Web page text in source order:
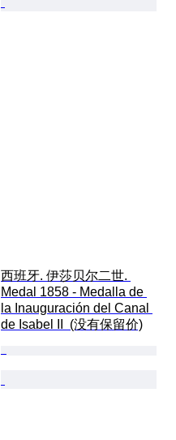
西班牙. 伊莎贝尔二世.
Medal 1858 - Medalla de
la Inauguración del Canal
de Isabel II  (没有保留价)